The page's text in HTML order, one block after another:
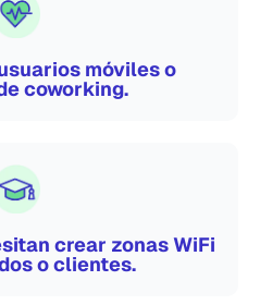
móviles o
coworking.
crear zonas WiFi
o clientes.